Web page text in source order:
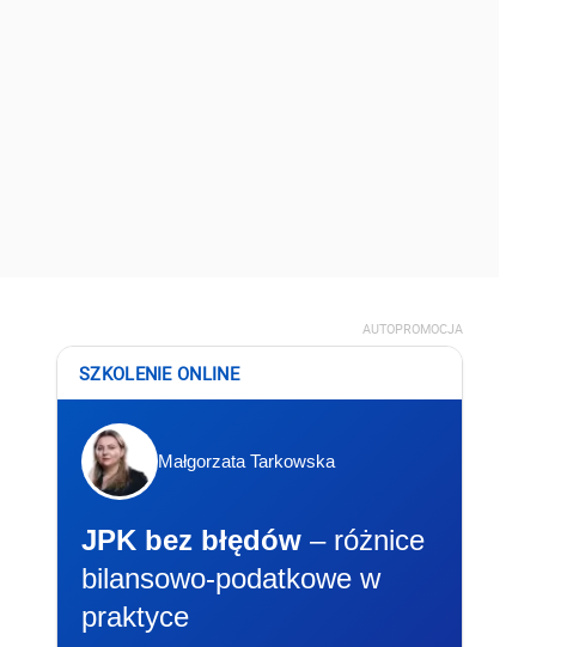
AUTOPROMOCJA
SZKOLENIE ONLINE
Małgorzata Tarkowska
JPK bez błędów – różnice
bilansowo-podatkowe w
praktyce